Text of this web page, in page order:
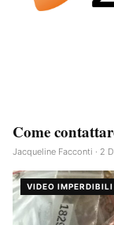
Come
Jacqueline Facconti · 2
VIDEO IMPERDIBILI